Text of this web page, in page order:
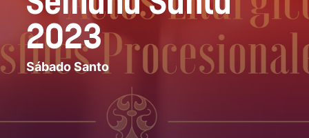
2023
Sábado Santo